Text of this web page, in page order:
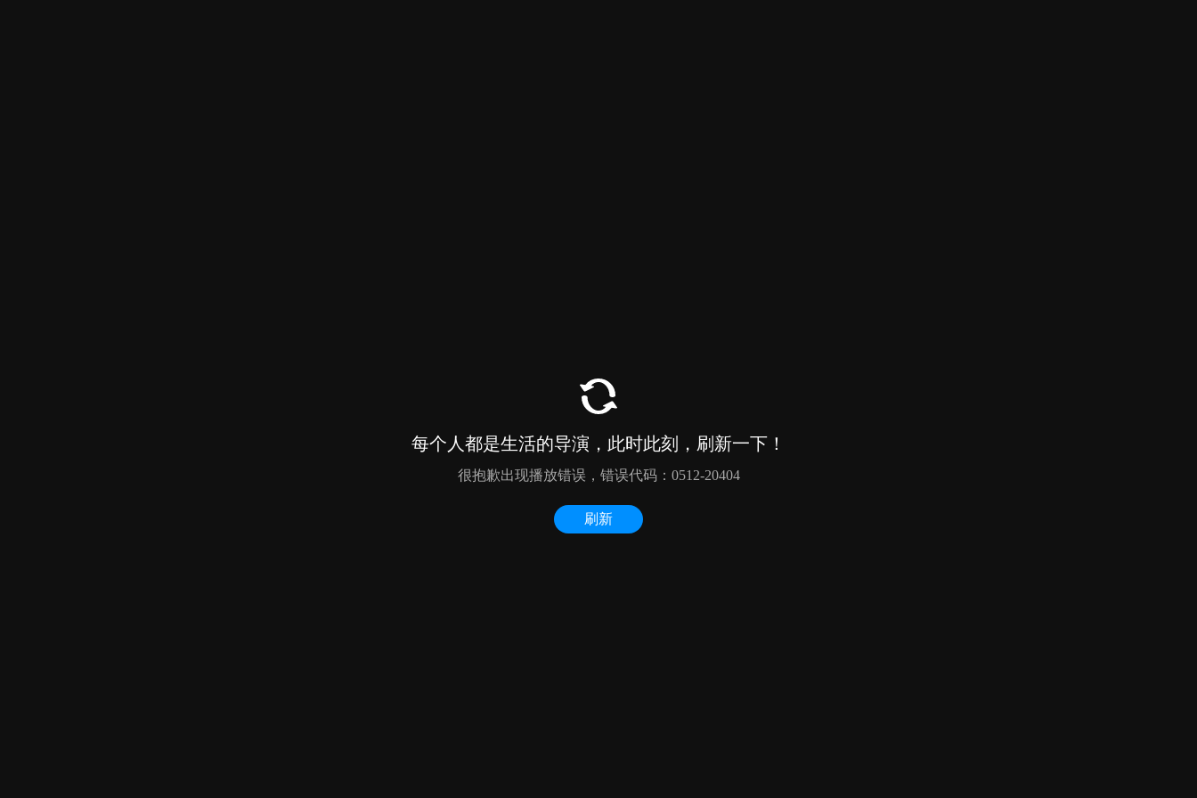
每个人都是生活的导演，此时此刻，刷新一下！
很抱歉出现播放错误，错误代码：0512-20404
刷新